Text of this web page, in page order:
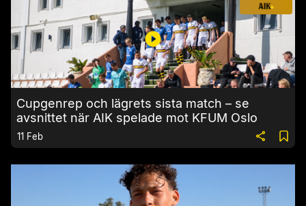
Cupgenrep och lägrets sista match – se
avsnittet när AIK spelade mot KFUM Oslo
11 Feb